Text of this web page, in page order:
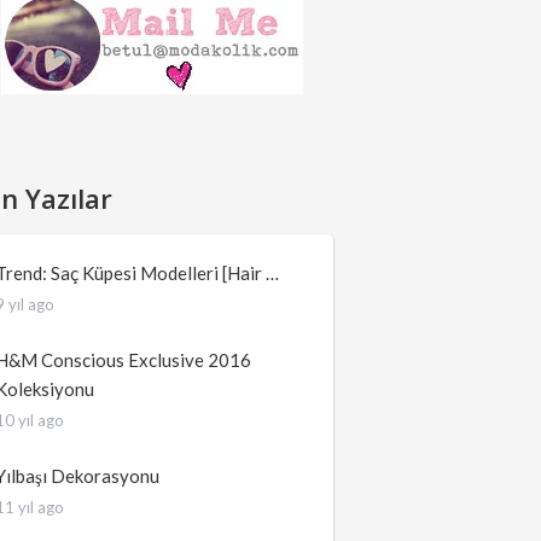
Yazılar
Saç Küpesi Modelleri [Hair …
yıl ago
Conscious Exclusive 2016
yıl ago
Dekorasyonu
yıl ago